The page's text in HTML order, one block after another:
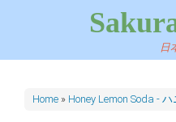
日
Home » Honey Lemon Soda -